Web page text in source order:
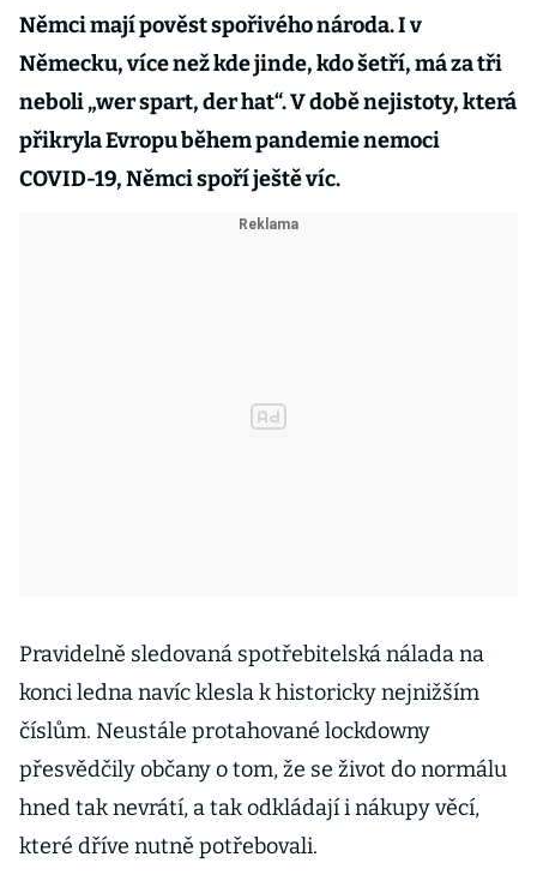
Němci mají pověst spořivého národa. I v
Německu, více než kde jinde, kdo šetří, má za tři
neboli „wer spart, der hat“. V době nejistoty, která
přikryla Evropu během pandemie nemoci
COVID-19, Němci spoří ještě víc.
Pravidelně sledovaná spotřebitelská nálada na
konci ledna navíc klesla k historicky nejnižším
číslům. Neustále protahované lockdowny
přesvědčily občany o tom, že se život do normálu
hned tak nevrátí, a tak odkládají i nákupy věcí,
které dříve nutně potřebovali.